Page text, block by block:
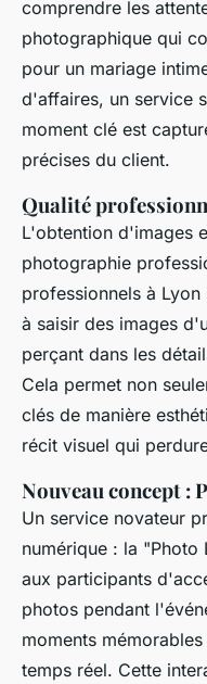
comprendre les
photographique qui
pour un mariage
d'affaires, un service
moment clé est
précises du client.
Qualité
L'obtention d'images
photographie
professionnels à
à saisir des images
perçant dans les
Cela permet non
clés de manière
récit visuel qui
Nouveau concept :
Un service novateur
numérique : la
aux participants
photos pendant
moments
temps réel. Cette